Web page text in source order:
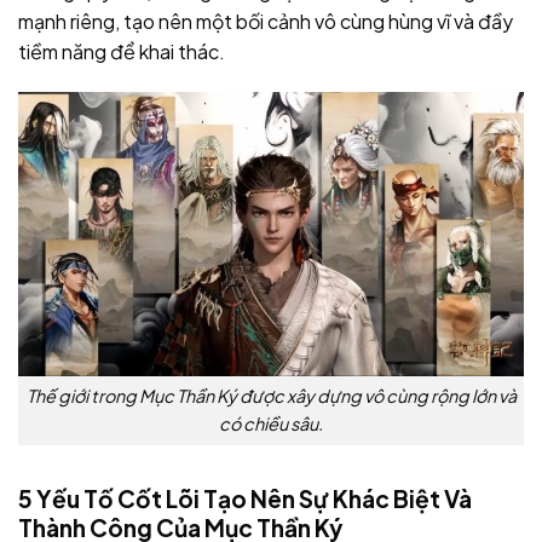
mạnh riêng, tạo nên một bối cảnh vô cùng hùng vĩ và đầy
tiềm năng để khai thác.
Thế giới trong Mục Thần Ký được xây dựng vô cùng rộng lớn và
có chiều sâu.
5 Yếu Tố Cốt Lõi Tạo Nên Sự Khác Biệt Và
Thành Công Của Mục Thần Ký